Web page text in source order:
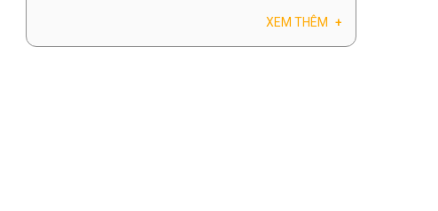
XEM THÊM +